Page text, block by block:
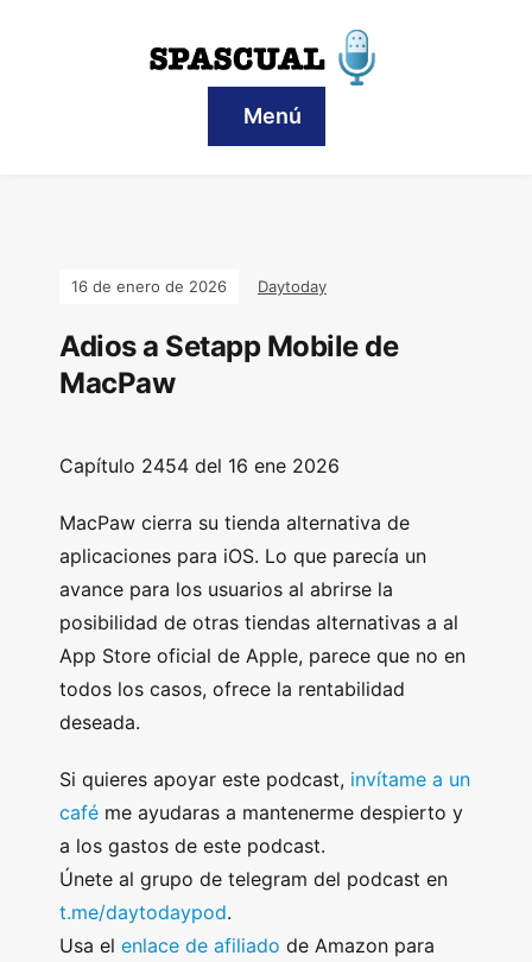
Menú
16 de enero de 2026 Daytoday
Adios a Setapp Mobile de
MacPaw
Capítulo 2454 del 16 ene 2026
MacPaw cierra su tienda alternativa de
aplicaciones para iOS. Lo que parecía un
avance para los usuarios al abrirse la
posibilidad de otras tiendas alternativas a al
App Store oficial de Apple, parece que no en
todos los casos, ofrece la rentabilidad
deseada.
Si quieres apoyar este podcast, invítame a un
café me ayudaras a mantenerme despierto y
a los gastos de este podcast.
Únete al grupo de telegram del podcast en
t.me/daytodaypod.
Usa el enlace de afiliado de Amazon para